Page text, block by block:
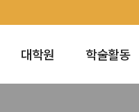
대학원 학술활동